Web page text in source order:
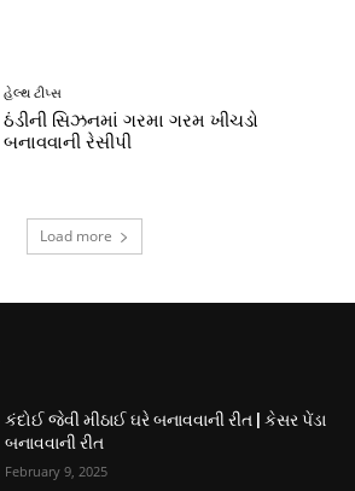
હેલ્થ ટીપ્સ
ઠંડીની સિઝનમાં ગરમા ગરમ ખીચડો
બનાવવાની રેસીપી
Load more
કંદોઈ જેવી મીઠાઈ ઘરે બનાવવાની રીત | કેસર પેંડા
બનાવવાની રીત
February 9, 2025